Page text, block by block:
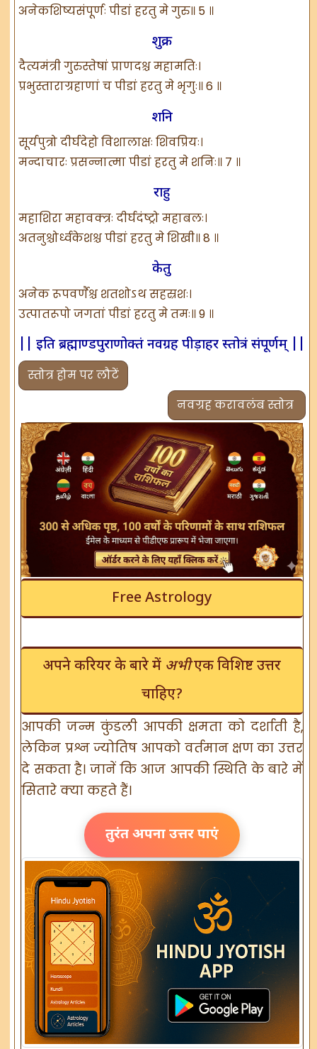
अनेकशिष्यसंपूर्णः पीडां हरतु मे गुरु॥ 5 ॥
शुक्र
दैत्यमंत्री गुरुस्तेषां प्राणदश्च महामतिः।
प्रभुस्ताराग्रहाणां च पीडां हरतु मे भृगुः॥ 6 ॥
शनि
सूर्यपुत्रो दीर्घदेहो विशालाक्षः शिवप्रियः।
मन्दाचारः प्रसन्नात्मा पीडां हरतु मे शनिः॥ 7 ॥
राहु
महाशिरा महावक्त्रः दीर्घदंष्ट्रो महाबलः।
अतनुश्चोर्ध्वकेशश्च पीडां हरतु मे शिखी॥ 8 ॥
केतु
अनेक रूपवर्णैश्च शतशोऽथ सहस्रशः।
उत्पातरूपो जगतां पीडां हरतु मे तमः॥ 9 ॥
|| इति ब्रह्माण्डपुराणोक्तं नवग्रह पीड़ाहर स्तोत्रं संपूर्णम् ||
स्तोत्र होम पर लौटें
नवग्रह करावलंब स्तोत्र
Free Astrology
अपने करियर के बारे में अभीएक विशिष्ट उत्तर
चाहिए?
आपकी जन्म कुंडली आपकी क्षमता को दर्शाती है,
लेकिन प्रश्न ज्योतिष आपको वर्तमान क्षण का उत्तर
दे सकता है। जानें कि आज आपकी स्थिति के बारे में
सितारे क्या कहते हैं।
तुरंत अपना उत्तर पाएं